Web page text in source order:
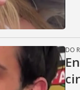
DO